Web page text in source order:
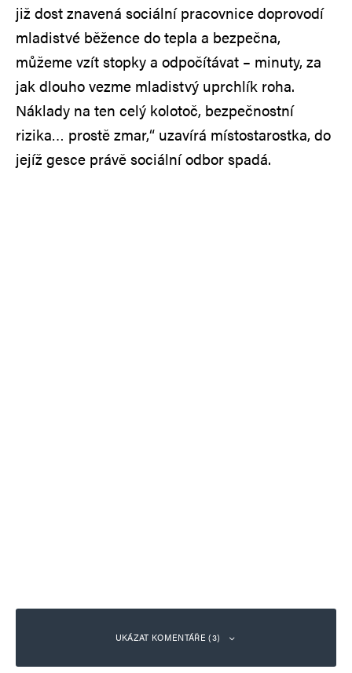
již dost znavená sociální pracovnice doprovodí
mladistvé běžence do tepla a bezpečna,
můžeme vzít stopky a odpočítávat – minuty, za
jak dlouho vezme mladistvý uprchlík roha.
Náklady na ten celý kolotoč, bezpečnostní
rizika… prostě zmar,“ uzavírá místostarostka, do
jejíž gesce právě sociální odbor spadá.
UKÁZAT KOMENTÁŘE (3)